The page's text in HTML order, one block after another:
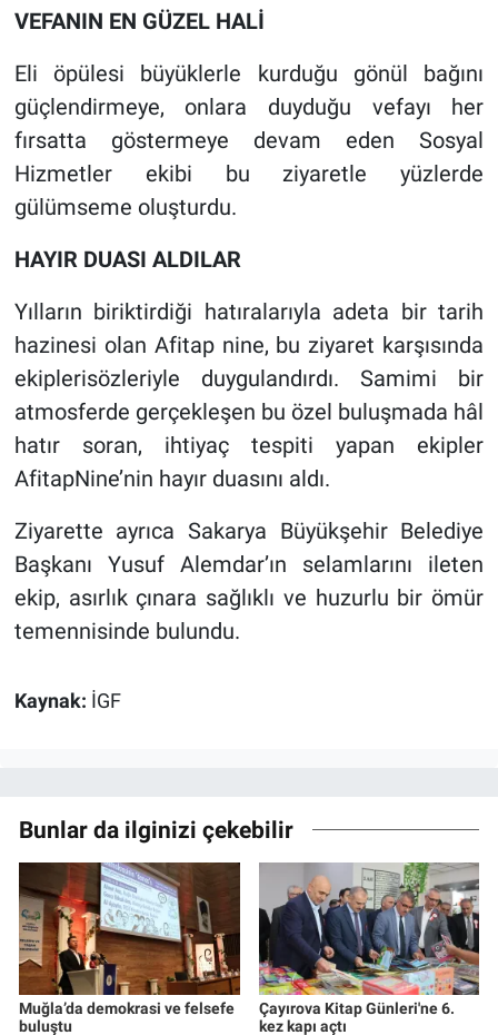
VEFANIN EN GÜZEL HALİ
Eli öpülesi büyüklerle kurduğu gönül bağını
güçlendirmeye, onlara duyduğu vefayı her
fırsatta göstermeye devam eden Sosyal
Hizmetler ekibi bu ziyaretle yüzlerde
gülümseme oluşturdu.
HAYIR DUASI ALDILAR
Yılların biriktirdiği hatıralarıyla adeta bir tarih
hazinesi olan Afitap nine, bu ziyaret karşısında
ekiplerisözleriyle duygulandırdı. Samimi bir
atmosferde gerçekleşen bu özel buluşmada hâl
hatır soran, ihtiyaç tespiti yapan ekipler
AfitapNine’nin hayır duasını aldı.
Ziyarette ayrıca Sakarya Büyükşehir Belediye
Başkanı Yusuf Alemdar’ın selamlarını ileten
ekip, asırlık çınara sağlıklı ve huzurlu bir ömür
temennisinde bulundu.
Kaynak: İGF
Bunlar da ilginizi çekebilir
Muğla’da demokrasi ve felsefe
buluştu
Çayırova Kitap Günleri'ne 6.
kez kapı açtı